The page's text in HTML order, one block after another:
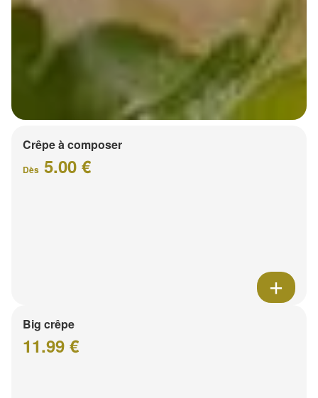
Crêpe à composer
Dès 5.00 €
Big crêpe
11.99 €